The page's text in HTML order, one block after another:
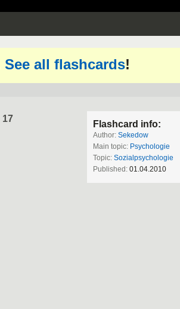
See all flashcards!
17
Flashcard info:
Author: Sekedow
Main topic: Psychologie
Topic: Sozialpsychologie
Published: 01.04.2010